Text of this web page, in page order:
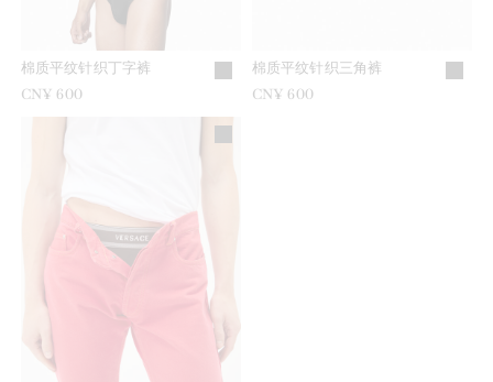
棉质平纹针织丁字裤
CN¥ 600
棉质平纹针织三角裤
CN¥ 600